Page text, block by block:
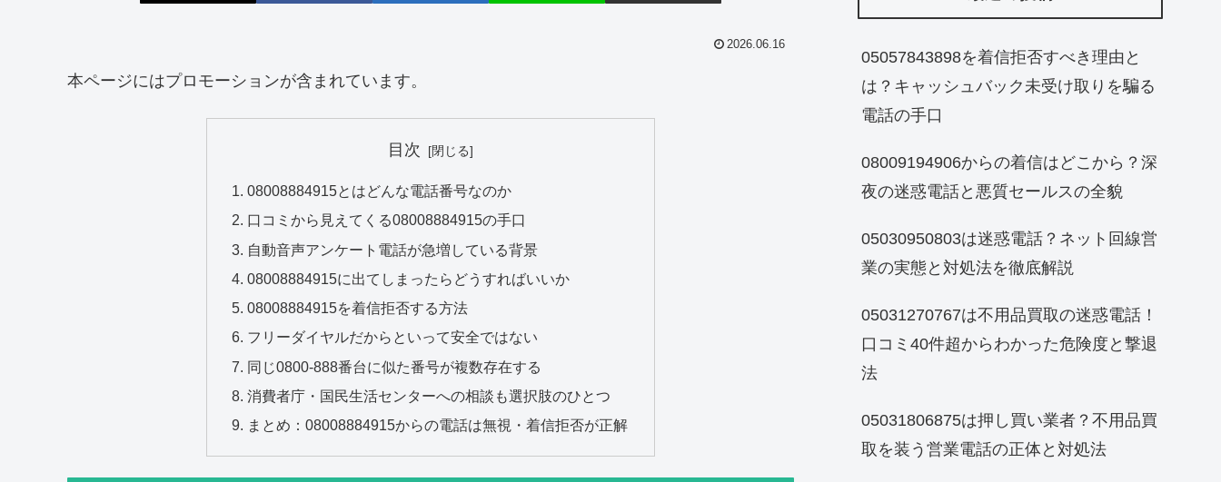
2026.06.16
本ページにはプロモーションが含まれています。
目次
08008884915とはどんな電話番号なのか
口コミから見えてくる08008884915の手口
自動音声アンケート電話が急増している背景
08008884915に出てしまったらどうすればいいか
08008884915を着信拒否する方法
フリーダイヤルだからといって安全ではない
同じ0800-888番台に似た番号が複数存在する
消費者庁・国民生活センターへの相談も選択肢のひとつ
まとめ：08008884915からの電話は無視・着信拒否が正解
05057843898を着信拒否すべき理由と
は？キャッシュバック未受け取りを騙る
電話の手口
08009194906からの着信はどこから？深
夜の迷惑電話と悪質セールスの全貌
05030950803は迷惑電話？ネット回線営
業の実態と対処法を徹底解説
05031270767は不用品買取の迷惑電話！
口コミ40件超からわかった危険度と撃退
法
05031806875は押し買い業者？不用品買
取を装う営業電話の正体と対処法